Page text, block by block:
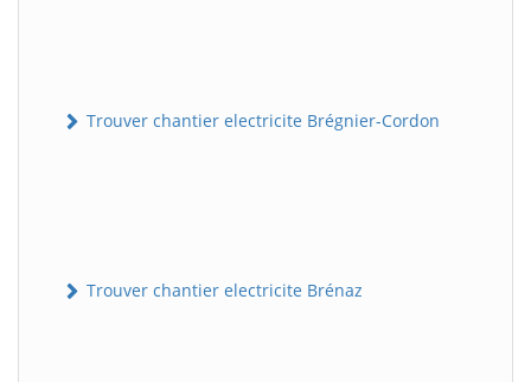
Trouver chantier electricite Brégnier-Cordon
Trouver chantier electricite Brénaz